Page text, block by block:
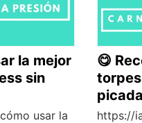
la mejor
sin
usar la
😋
picada
https://